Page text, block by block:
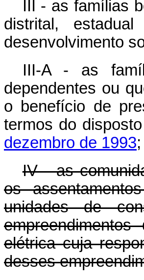
III - as famílias
distrital,
desenvolvimento
III-A - as
dependentes ou
o benefício de
termos do
dezembro de 1993;
IV - as
os
unidades de
elétrica cuja
desses